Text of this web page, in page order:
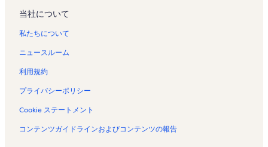
ジ
開
く
リ
ン
タ
の
ペ
ー
ジ
開
リ
ク
ル
ペ
ー
ジ
を
く
ン
当社について
私たちについて
ニュースルーム
利用規約
プライバシーポリシー
Cookie ステートメント
コンテンツガイドラインおよびコンテンツの報告